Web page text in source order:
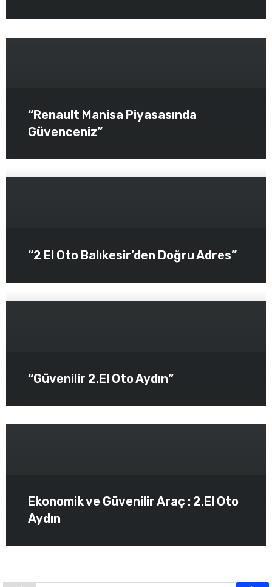
“Renault Manisa Piyasasında
Güvenceniz”
“2 El Oto Balıkesir’den Doğru Adres”
“Güvenilir 2.El Oto Aydın”
Ekonomik ve Güvenilir Araç : 2.El Oto
Aydın